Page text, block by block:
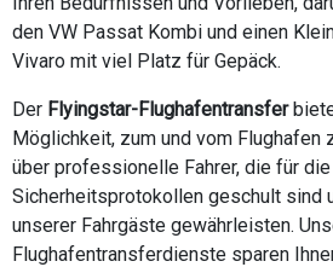
den VW Passat Kombi und einen
Vivaro mit viel Platz für Gepäck.
Der Flyingstar-Flughafentransfer
Möglichkeit, zum und vom Flughafen
über professionelle Fahrer, die für die
Sicherheitsprotokollen geschult sind
unserer Fahrgäste gewährleisten.
Flughafentransferdienste sparen